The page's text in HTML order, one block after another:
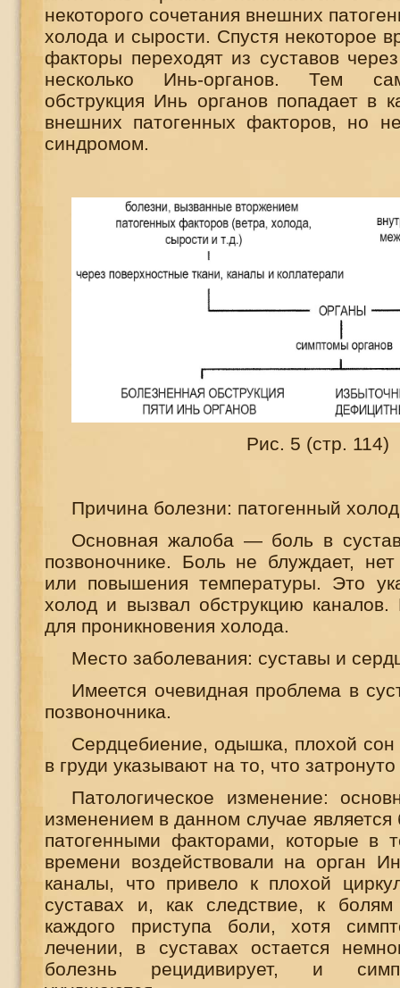
некоторого сочетания внешних
холода и сырости. Спустя некоторое
факторы переходят из суставов
несколько Инь-органов. Тем
обструкция Инь органов попадает в
внешних патогенных факторов, но
синдромом.
Рис. 5 (стр. 114)
Причина болезни: патогенный
Основная жалоба — боль в
позвоночнике. Боль не блуждает,
или повышения температуры. Это
холод и вызвал обструкцию каналов.
для проникновения холода.
Место заболевания: суставы и
Имеется очевидная проблема в
позвоночника.
Сердцебиение, одышка, плохой
в груди указывают на то, что
Патологическое изменение:
изменением в данном случае является
патогенными факторами, которые в
времени воздействовали на орган
каналы, что привело к плохой
суставах и, как следствие, к
каждого приступа боли, хотя
лечении, в суставах остается
болезнь рецидивирует, и